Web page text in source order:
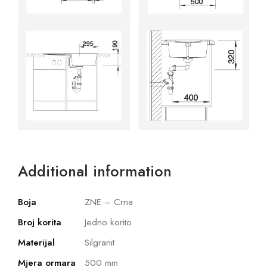
Additional information
Boja
ZNE – Crna
Broj korita
Jedno korito
Materijal
Silgranit
Mjera ormara
500 mm